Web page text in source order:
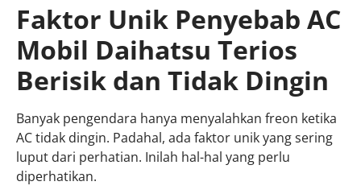
Faktor Unik Penyebab AC
Mobil Daihatsu Terios
Berisik dan Tidak Dingin
Banyak pengendara hanya menyalahkan freon ketika
AC tidak dingin. Padahal, ada faktor unik yang sering
luput dari perhatian. Inilah hal-hal yang perlu
diperhatikan.